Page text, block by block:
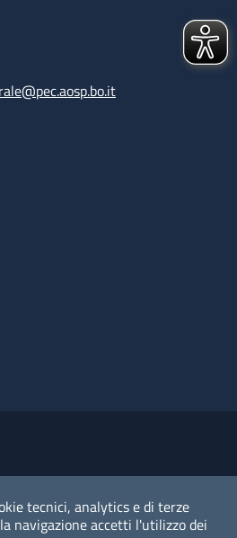
tecnici, analytics e di terze
navigazione accetti l'utilizzo dei
del dato personale